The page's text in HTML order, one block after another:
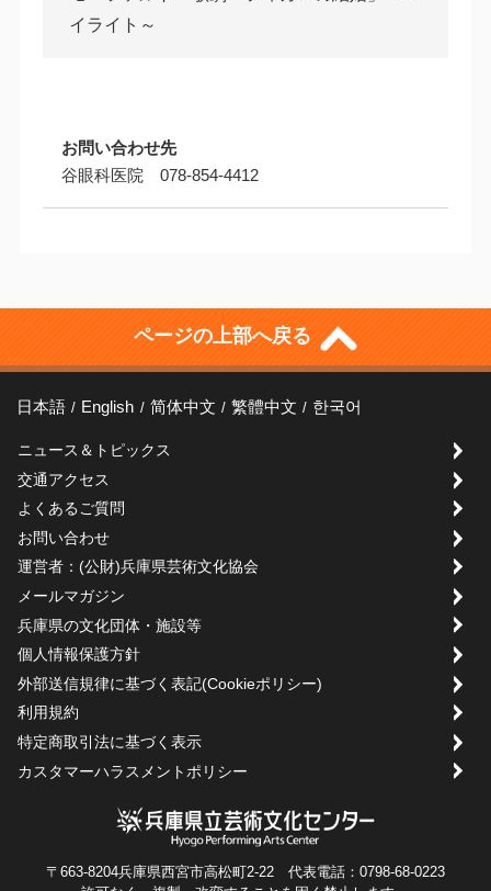
イライト～
お問い合わせ先
谷眼科医院 078-854-4412
ページの上部へ戻る
日本語 English 简体中文 繁體中文 한국어
ニュース＆トピックス
交通アクセス
よくあるご質問
お問い合わせ
運営者：(公財)兵庫県芸術文化協会
メールマガジン
兵庫県の文化団体・施設等
個人情報保護方針
外部送信規律に基づく表記(Cookieポリシー)
利用規約
特定商取引法に基づく表示
カスタマーハラスメントポリシー
〒663-8204兵庫県西宮市高松町2-22 代表電話：0798-68-0223